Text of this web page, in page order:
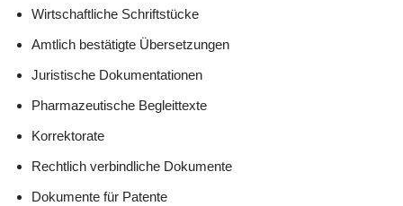
Wirtschaftliche Schriftstücke
Amtlich bestätigte Übersetzungen
Juristische Dokumentationen
Pharmazeutische Begleittexte
Korrektorate
Rechtlich verbindliche Dokumente
Dokumente für Patente